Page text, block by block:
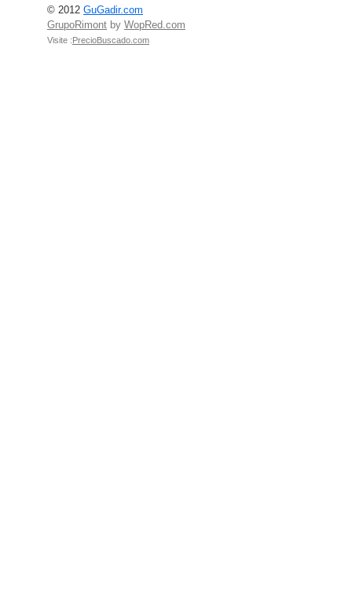
© 2012 GuGadir.com
GrupoRimont by WopRed.com
Visite :PrecioBuscado.com